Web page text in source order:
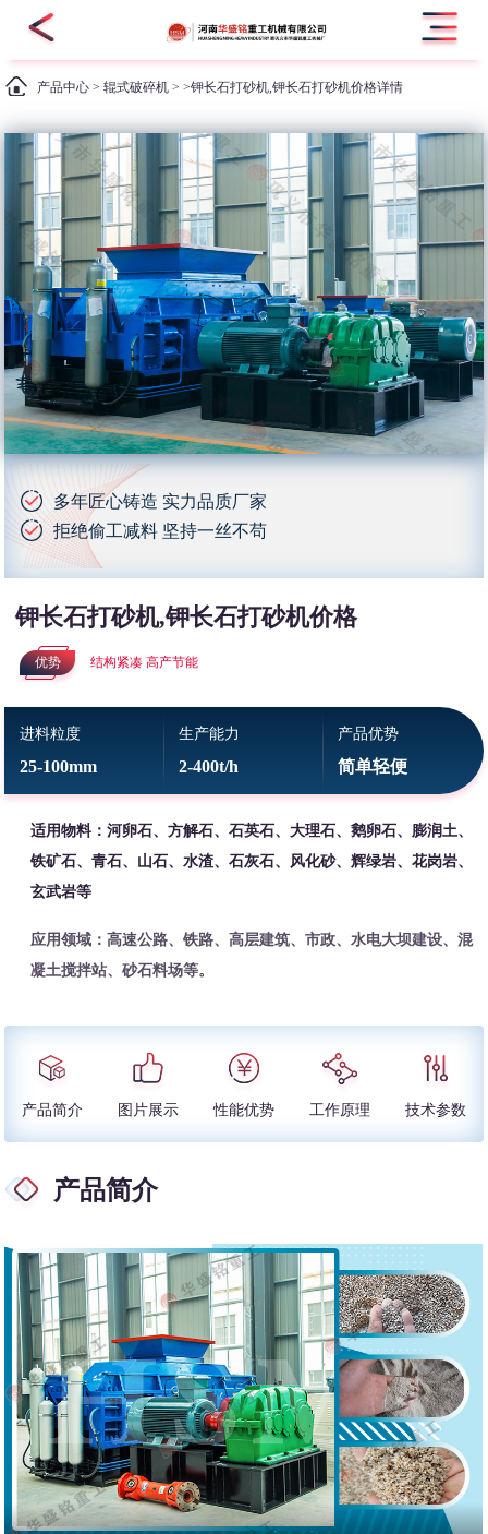
产品中心 >辊式破碎机 > >钾长石打砂机,钾长石打砂机价格详情
多年匠心铸造 实力品质厂家
拒绝偷工减料 坚持一丝不苟
钾长石打砂机,钾长石打砂机价格
优势 结构紧凑 高产节能
进料粒度
25-100mm
生产能力
2-400t/h
产品优势
简单轻便
适用物料：河卵石、方解石、石英石、大理石、鹅卵石、膨润土、
铁矿石、青石、山石、水渣、石灰石、风化砂、辉绿岩、花岗岩、
玄武岩等
应用领域：高速公路、铁路、高层建筑、市政、水电大坝建设、混
凝土搅拌站、砂石料场等。
产品简介 图片展示 性能优势 工作原理 技术参数
产品简介